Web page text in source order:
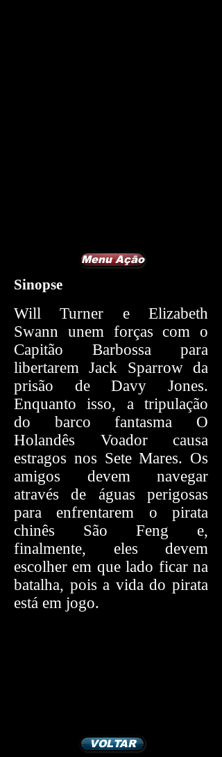
Menu Ação
Sinopse
Will Turner e Elizabeth
Swann unem forças com o
Capitão Barbossa para
libertarem Jack Sparrow da
prisão de Davy Jones.
Enquanto isso, a tripulação
do barco fantasma O
Holandês Voador causa
estragos nos Sete Mares. Os
amigos devem navegar
através de águas perigosas
para enfrentarem o pirata
chinês São Feng e,
finalmente, eles devem
escolher em que lado ficar na
batalha, pois a vida do pirata
está em jogo.
VOLTAR